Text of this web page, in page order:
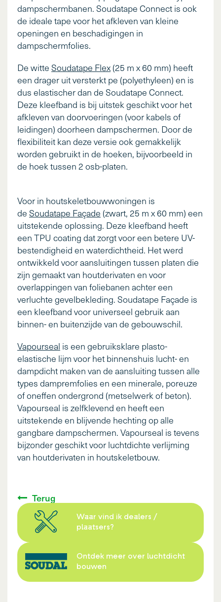
dampschermbanen. Soudatape Connect is ook
de ideale tape voor het afkleven van kleine
openingen en beschadigingen in
dampschermfolies.
De witte Soudatape Flex(25 m x 60 mm) heeft
een drager uit versterkt pe (polyethyleen) en is
dus elastischer dan de Soudatape Connect.
Deze kleefband is bij uitstek geschikt voor het
afkleven van doorvoeringen (voor kabels of
leidingen) doorheen dampschermen. Door de
flexibiliteit kan deze versie ook gemakkelijk
worden gebruikt in de hoeken, bijvoorbeeld in
de hoek tussen 2 osb-platen.
Voor in houtskeletbouwwoningen is
de Soudatape Façade (zwart, 25 m x 60 mm) een
uitstekende oplossing. Deze kleefband heeft
een TPU coating dat zorgt voor een betere UV-
bestendigheid en waterdichtheid. Het werd
ontwikkeld voor aansluitingen tussen platen die
zijn gemaakt van houtderivaten en voor
overlappingen van foliebanen achter een
verluchte gevelbekleding. Soudatape Façade is
een kleefband voor universeel gebruik aan
binnen- en buitenzijde van de gebouwschil.
Vapourseal is een gebruiksklare plasto-
elastische lijm voor het binnenshuis lucht- en
dampdicht maken van de aansluiting tussen alle
types dampremfolies en een minerale, poreuze
of oneffen ondergrond (metselwerk of beton).
Vapourseal is zelfklevend en heeft een
uitstekende en blijvende hechting op alle
gangbare dampschermen. Vapourseal is tevens
bijzonder geschikt voor luchtdichte verlijming
van houtderivaten in houtskeletbouw.
Terug
Waar vind ik dealers /
plaatsers?
Ontdek meer over luchtdicht
bouwen